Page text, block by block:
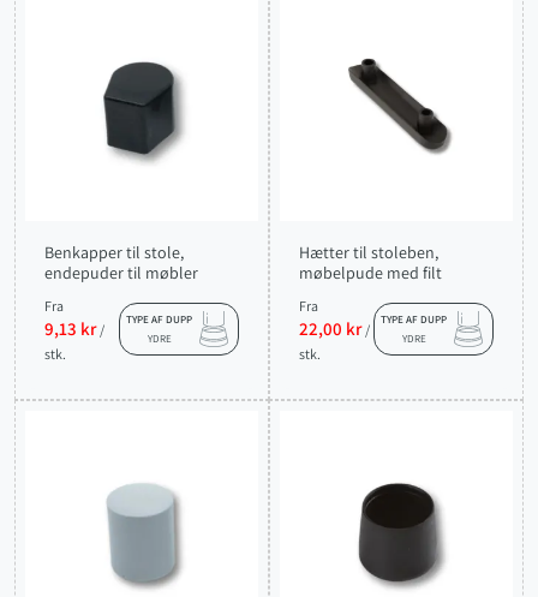
Benkapper til stole,
endepuder til møbler
Fra
9,13 kr /
stk.
TYPE AF DUPP
YDRE
Hætter til stoleben,
møbelpude med filt
Fra
22,00 kr /
stk.
TYPE AF DUPP
YDRE